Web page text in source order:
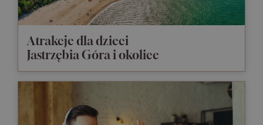
Atrakcje dla dzieci
Jastrzębia Góra i okolice